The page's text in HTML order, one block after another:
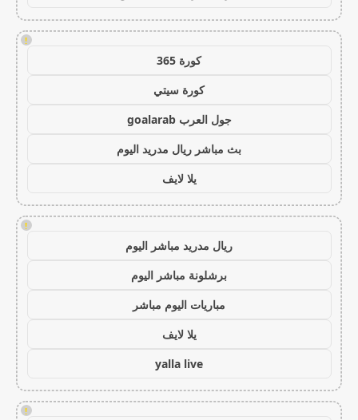
!
كورة 365
كورة سيتي
جول العرب goalarab
بث مباشر ريال مدريد اليوم
يلا لايف
!
ريال مدريد مباشر اليوم
برشلونة مباشر اليوم
مباريات اليوم مباشر
يلا لايف
yalla live
!